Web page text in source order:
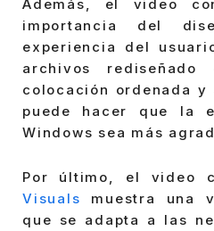
Además, el video
importancia del
experiencia del
archivos
colocación ordenada y
puede hacer que la
Windows sea más
Por último, el video
Visuals muestra una
que se adapta a las